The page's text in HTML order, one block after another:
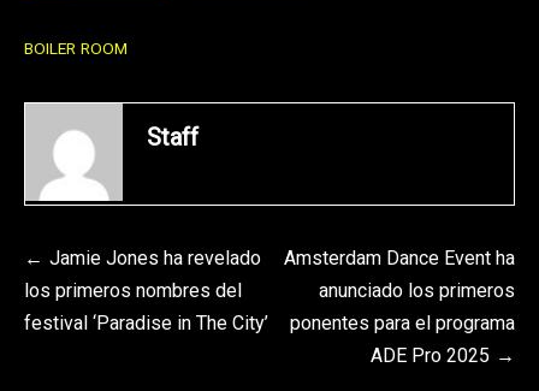
BOILER ROOM
Staff
Navegación
de
Jamie Jones ha revelado
los primeros nombres del
festival ‘Paradise in The City’
Amsterdam Dance Event ha
anunciado los primeros
ponentes para el programa
ADE Pro 2025